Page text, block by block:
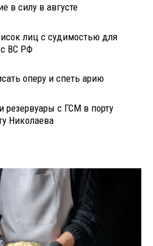
в силу в августе
лиц с судимостью для
с ВС РФ
оперу и спеть арию
резервуары с ГСМ в порту
Николаева